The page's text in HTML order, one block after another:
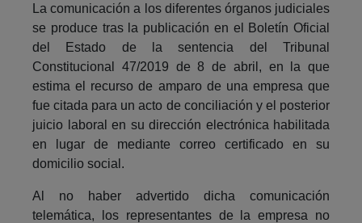
La comunicación a los diferentes órganos judiciales
se produce tras la publicación en el Boletín Oficial
del Estado de la sentencia del Tribunal
Constitucional 47/2019 de 8 de abril, en la que
estima el recurso de amparo de una empresa que
fue citada para un acto de conciliación y el posterior
juicio laboral en su dirección electrónica habilitada
en lugar de mediante correo certificado en su
domicilio social.
Al no haber advertido dicha comunicación
telemática, los representantes de la empresa no